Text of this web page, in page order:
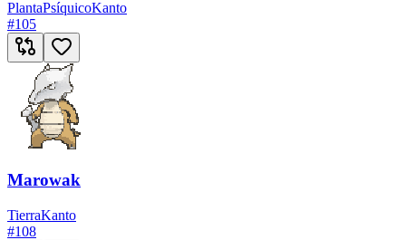
PlantaPsíquicoKanto
#105
Marowak
TierraKanto
#108